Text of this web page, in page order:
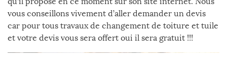
vous conseillons vivement d’aller demander un devis
car pour tous travaux de changement de toiture et tuile
et votre devis vous sera offert oui il sera gratuit !!!